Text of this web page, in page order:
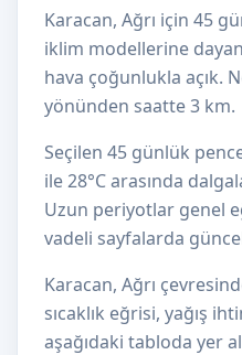
Karacan, Ağrı için 45
iklim modellerine
hava çoğunlukla açık.
yönünden saatte 3 km.
Seçilen 45 günlük
ile 28°C arasında
Uzun periyotlar genel
vadeli sayfalarda
Karacan, Ağrı
sıcaklık eğrisi, yağış
aşağıdaki tabloda yer